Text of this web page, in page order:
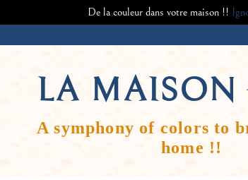
De la couleur dans votre maison !!
LA MAISON
A symphony of colors to
home !!